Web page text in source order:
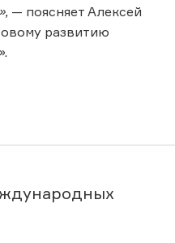
— поясняет Алексей
развитию